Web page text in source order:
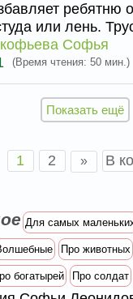
ребятню
или лень.
Софья
(Время чтения: 50 мин.)
Показать ещё
1 2 » В
Для самых
Про животных
богатырей Про солдат